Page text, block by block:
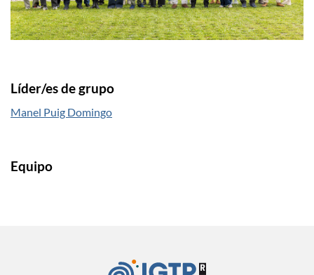
Líder/es de grupo
Manel Puig Domingo
Equipo